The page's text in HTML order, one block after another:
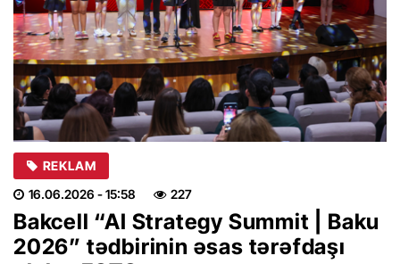
REKLAM
16.06.2026 - 15:58 227
Bakcell “AI Strategy Summit | Baku
2026” tədbirinin əsas tərəfdaşı